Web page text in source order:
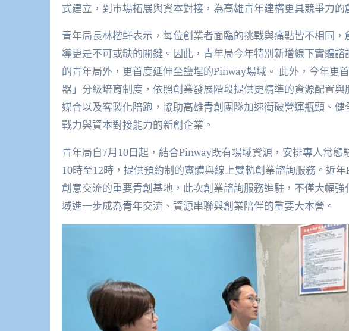
式建立，到市場拓展與資本對接，為高雄青年建構更具競爭力的
青年局長林楷軒表示，每位創業者面臨的挑戰與痛點皆不相同
導更是不可或缺的關鍵。因此，青年局今年特別新增線下實體
的青年局外，更首度延伸至鹽埕的Pinway場域。 此外，今年更
器」分級培育制度，依照創業發展階段提供更精準的資源配置
媒合以及客製化陪跑，協助高雄青創團隊加速衝破營運瓶頸、
戰力與資本對接能力的新創企業。
青年局自7月10日起，結合Pinway既有場域資源，安排專人常
10時至12時，提供預約制的實體與線上雙軌創業諮詢服務。近
創意交流的重要青創基地，此次創業諮詢服務進駐，不僅大幅
域進一步成為青年交流、資源串聯與創業陪伴的重要大本營。